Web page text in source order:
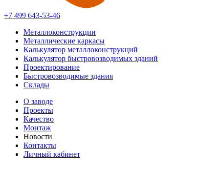
+7 499 643-53-46
Металлоконструкции
Металлические каркасы
Калькулятор металлоконструкций
Калькулятор быстровозводимых зданий
Проектирование
Быстровозводимые здания
Склады
О заводе
Проекты
Качество
Монтаж
Новости
Контакты
Личный кабинет